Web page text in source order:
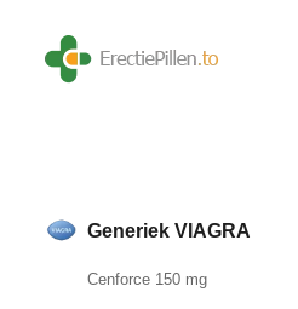
Generiek VIAGRA
Cenforce 150 mg